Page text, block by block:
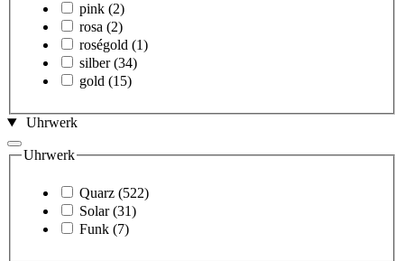
pink (2)
rosa (2)
roségold (1)
silber (34)
gold (15)
Uhrwerk
Uhrwerk
Quarz (522)
Solar (31)
Funk (7)